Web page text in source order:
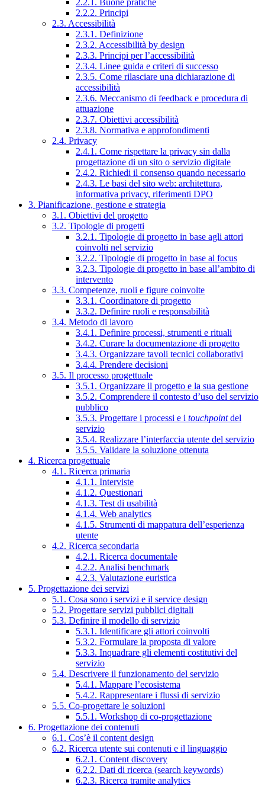
2.2.1. Buone pratiche
2.2.2. Principi
2.3. Accessibilità
2.3.1. Definizione
2.3.2. Accessibilità by design
2.3.3. Principi per l’accessibilità
2.3.4. Linee guida e criteri di successo
2.3.5. Come rilasciare una dichiarazione di
accessibilità
2.3.6. Meccanismo di feedback e procedura di
attuazione
2.3.7. Obiettivi accessibilità
2.3.8. Normativa e approfondimenti
2.4. Privacy
2.4.1. Come rispettare la privacy sin dalla
progettazione di un sito o servizio digitale
2.4.2. Richiedi il consenso quando necessario
2.4.3. Le basi del sito web: architettura,
informativa privacy, riferimenti DPO
3. Pianificazione, gestione e strategia
3.1. Obiettivi del progetto
3.2. Tipologie di progetti
3.2.1. Tipologie di progetto in base agli attori
coinvolti nel servizio
3.2.2. Tipologie di progetto in base al focus
3.2.3. Tipologie di progetto in base all’ambito di
intervento
3.3. Competenze, ruoli e figure coinvolte
3.3.1. Coordinatore di progetto
3.3.2. Definire ruoli e responsabilità
3.4. Metodo di lavoro
3.4.1. Definire processi, strumenti e rituali
3.4.2. Curare la documentazione di progetto
3.4.3. Organizzare tavoli tecnici collaborativi
3.4.4. Prendere decisioni
3.5. Il processo progettuale
3.5.1. Organizzare il progetto e la sua gestione
3.5.2. Comprendere il contesto d’uso del servizio
pubblico
3.5.3. Progettare i processi e i touchpointdel
servizio
3.5.4. Realizzare l’interfaccia utente del servizio
3.5.5. Validare la soluzione ottenuta
4. Ricerca progettuale
4.1. Ricerca primaria
4.1.1. Interviste
4.1.2. Questionari
4.1.3. Test di usabilità
4.1.4. Web analytics
4.1.5. Strumenti di mappatura dell’esperienza
utente
4.2. Ricerca secondaria
4.2.1. Ricerca documentale
4.2.2. Analisi benchmark
4.2.3. Valutazione euristica
5. Progettazione dei servizi
5.1. Cosa sono i servizi e il service design
5.2. Progettare servizi pubblici digitali
5.3. Definire il modello di servizio
5.3.1. Identificare gli attori coinvolti
5.3.2. Formulare la proposta di valore
5.3.3. Inquadrare gli elementi costitutivi del
servizio
5.4. Descrivere il funzionamento del servizio
5.4.1. Mappare l’ecosistema
5.4.2. Rappresentare i flussi di servizio
5.5. Co-progettare le soluzioni
5.5.1. Workshop di co-progettazione
6. Progettazione dei contenuti
6.1. Cos’è il content design
6.2. Ricerca utente sui contenuti e il linguaggio
6.2.1. Content discovery
6.2.2. Dati di ricerca (search keywords)
6.2.3. Ricerca tramite analytics